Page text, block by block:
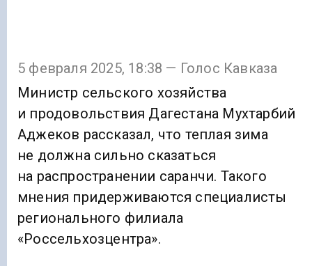
5 февраля 2025, 18:38 — Голос Кавказа
Министр сельского хозяйства
и продовольствия Дагестана Мухтарбий
Аджеков рассказал, что теплая зима
не должна сильно сказаться
на распространении саранчи. Такого
мнения придерживаются специалисты
регионального филиала
«Россельхозцентра».